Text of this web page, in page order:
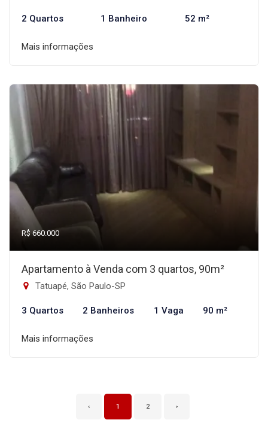
2 Quartos 1 Banheiro 52 m²
Mais informações
R$ 660.000
Apartamento à Venda com 3 quartos, 90m²
Tatuapé, São Paulo-SP
3 Quartos 2 Banheiros 1 Vaga 90 m²
Mais informações
‹ 1 2 ›